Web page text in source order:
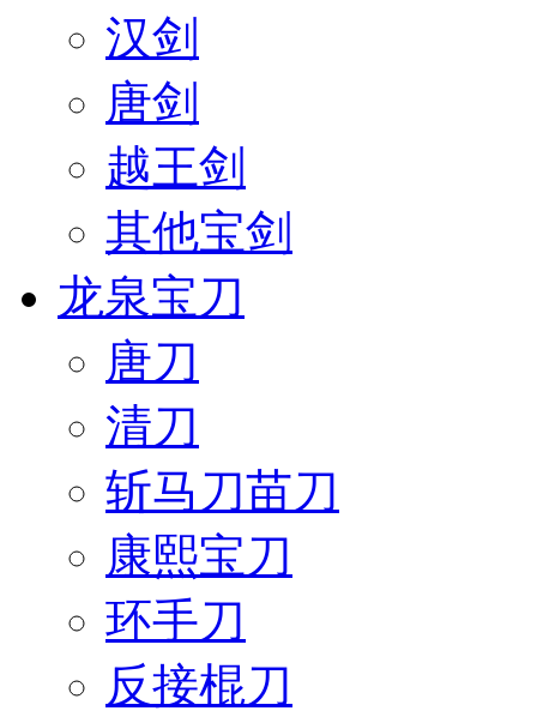
汉剑
唐剑
越王剑
其他宝剑
龙泉宝刀
唐刀
清刀
斩马刀苗刀
康熙宝刀
环手刀
反接棍刀